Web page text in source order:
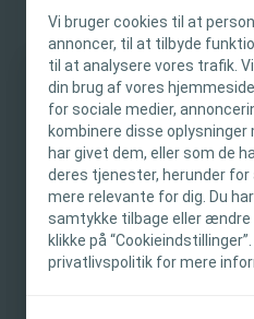
Vi bruger cookies til at
annoncer, til at tilbyde
til at analysere vores trafik.
din brug af vores
for sociale medier,
kombinere disse oplysninger
har givet dem, eller som de
deres tjenester, herunder for
mere relevante for dig. Du
samtykke tilbage eller
klikke på
privatlivspolitik for mere
VIGTIG
Denne hjemmeside er
sundhedspersonale.
beregnet til oplysnings-
formål og er ikke tiltænkt
Coloplast yder ikke
Varighed
30 min
Godkendt afEWMA
Lær fordelene ved fugtig
og tør sårheling.